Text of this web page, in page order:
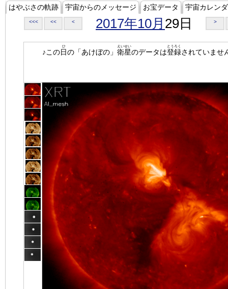
はやぶさの軌跡 宇宙からのメッセージ お宝データ 宇宙カレン
<<< << < 2017年10月 29日 >
♪この日
ひ
の「あけぼの」 衛星
えいせい
のデータは登録
とうろく
されていませ